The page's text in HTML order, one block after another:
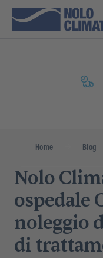
Home Blog
Nolo
ospedale
noleggio
di